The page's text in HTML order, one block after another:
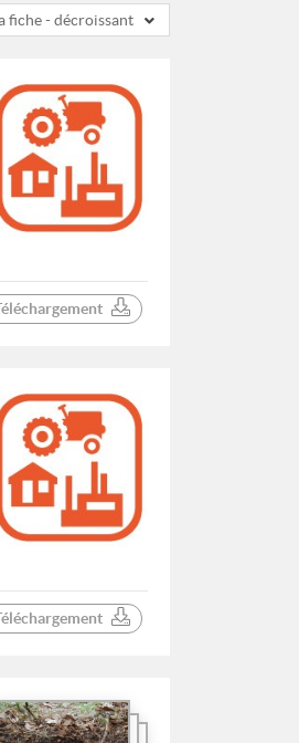
fiche - décroissant